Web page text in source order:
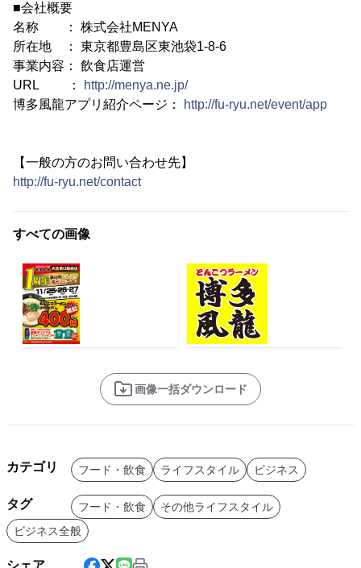
■会社概要
名称 ： 株式会社MENYA
所在地 ： 東京都豊島区東池袋1-8-6
事業内容： 飲食店運営
URL ：
http://menya.ne.jp/
博多風龍アプリ紹介ページ：
http://fu-ryu.net/event/app
【一般の方のお問い合わせ先】
http://fu-ryu.net/contact
すべての画像
画像一括ダウンロード
カテゴリ フード・飲食 ライフスタイル ビジネス
タグ フード・飲食
その他ライフスタイル
ビジネス全般
シェア